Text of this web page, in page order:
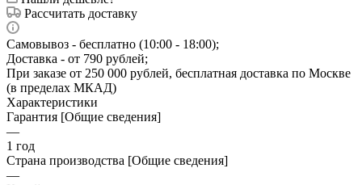
Рассчитать доставку
Самовывоз - бесплатно (10:00 - 18:00);
Доставка - от 790 рублей;
При заказе от 250 000 рублей, бесплатная доставка по Москве
(в пределах МКАД)
Характеристики
Гарантия [Общие сведения]
—
1 год
Страна производства [Общие сведения]
—